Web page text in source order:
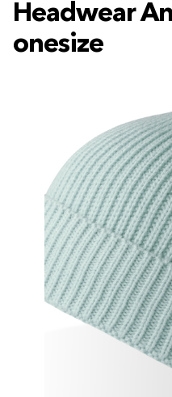
Headwear
onesize